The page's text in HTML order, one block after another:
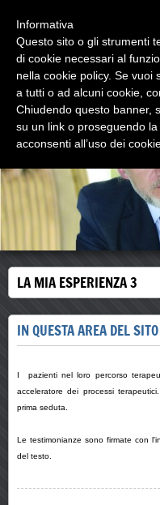
walter comello
psicologo psicoterapeuta
LA MIA ESPERIENZA 3
IN QUESTA AREA DEL SITO
I pazienti nel loro percorso
acceleratore dei processi
prima seduta.
Le testimonianze sono firmate con
del testo.
Informativa
Questo sito o gli strumenti
di cookie necessari al
nella cookie policy. Se vuoi
a tutti o ad alcuni cookie,
Chiudendo questo banner,
su un link o proseguendo
acconsenti all’uso dei